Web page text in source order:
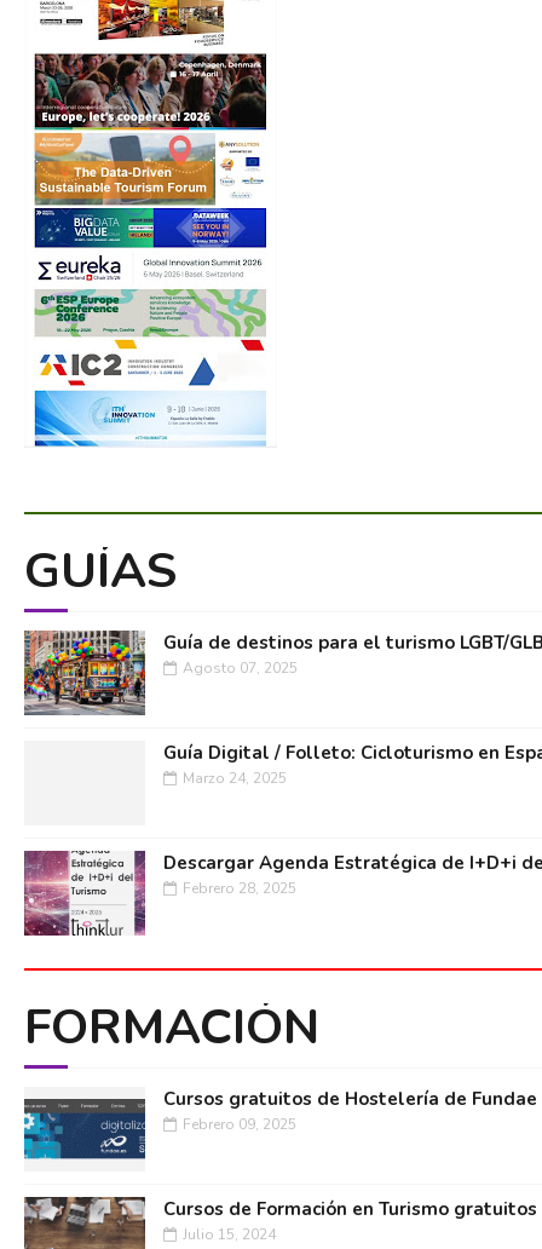
GUÍAS
Guía de destinos para el turismo LGBT/
Agosto 07, 2025
Guía Digital / Folleto: Cicloturismo en
Marzo 24, 2025
Descargar Agenda Estratégica de I+D+i
Febrero 28, 2025
FORMACIÓN
Cursos gratuitos de Hostelería de Fundae
Febrero 09, 2025
Cursos de Formación en Turismo gratuitos
Julio 15, 2024